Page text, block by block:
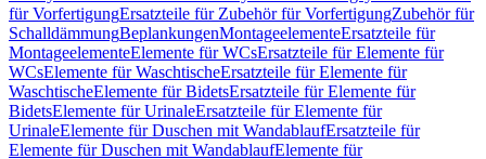
für VorfertigungErsatzteile für Zubehör für VorfertigungZubehör für
SchalldämmungBeplankungenMontageelementeErsatzteile für
MontageelementeElemente für WCsErsatzteile für Elemente für
WCsElemente für WaschtischeErsatzteile für Elemente für
WaschtischeElemente für BidetsErsatzteile für Elemente für
BidetsElemente für UrinaleErsatzteile für Elemente für
UrinaleElemente für Duschen mit WandablaufErsatzteile für
Elemente für Duschen mit WandablaufElemente für